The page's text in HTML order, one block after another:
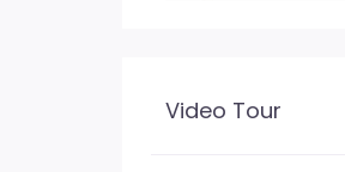
Video Tour